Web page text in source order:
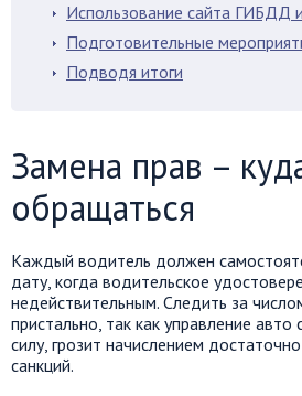
Использование сайта ГИБДД и
Подготовительные
Подводя итоги
Замена прав –
обращаться
Каждый водитель должен
дату, когда водительское
недействительным. Следить за
пристально, так как управление
силу, грозит начислением
санкций.